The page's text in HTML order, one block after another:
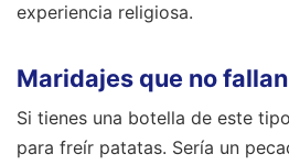
experiencia religiosa.
Maridajes que no fallan
Si tienes una botella de este
para freír patatas. Sería un